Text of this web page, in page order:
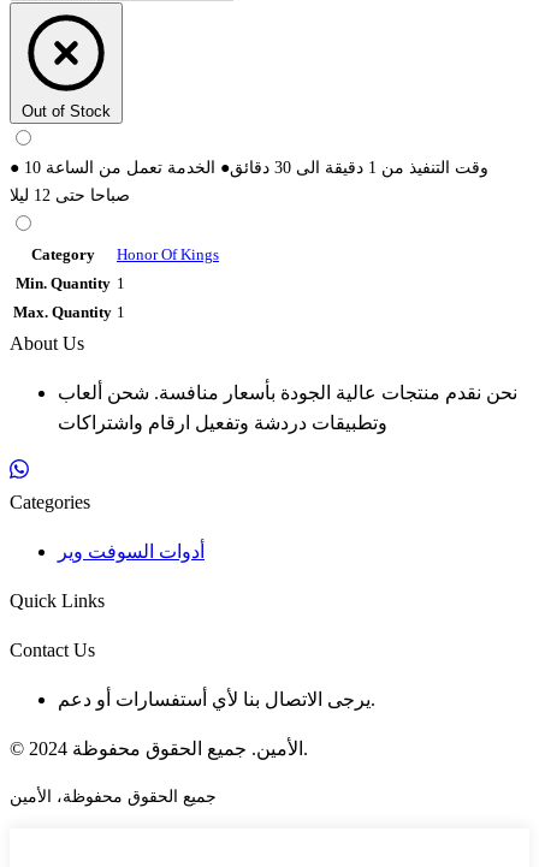
Out of Stock
● وقت التنفيذ من 1 دقيقة الى 30 دقائق● الخدمة تعمل من الساعة 10
صباحا حتى 12 ليلا
Category
Honor Of Kings
Min. Quantity 1
Max. Quantity 1
About Us
نحن نقدم منتجات عالية الجودة بأسعار منافسة. شحن ألعاب
وتطبيقات دردشة وتفعيل ارقام واشتراكات
Categories
أدوات السوفت وير
Quick Links
Contact Us
يرجى الاتصال بنا لأي أستفسارات أو دعم.
© 2024 الأمين. جميع الحقوق محفوظة.
جميع الحقوق محفوظة، الأمين